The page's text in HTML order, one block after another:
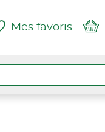
Mes favoris